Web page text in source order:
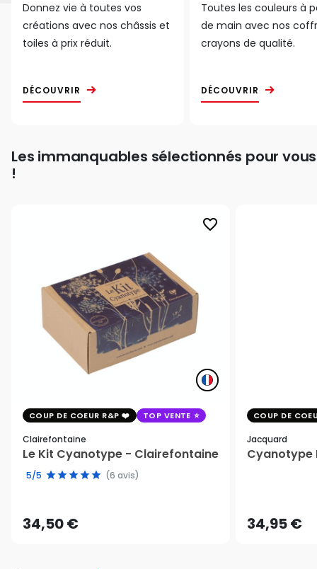
Donnez vie à toutes vos
créations avec nos châssis et
toiles à prix réduit.
DÉCOUVRIR
Toutes les couleurs à
de main avec nos
crayons de qualité.
DÉCOUVRIR
Les immanquables sélectionnés pour vous
!
favorite_border
COUP DE COEUR R&P TOP VENTE
Clairefontaine
Le Kit Cyanotype - Clairefontaine
5/5 (6 avis)
34,50 €
COUP DE
Jacquard
Cyanotype
34,95 €